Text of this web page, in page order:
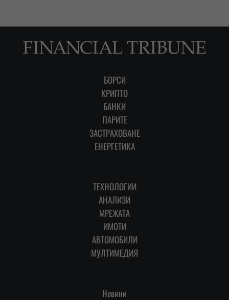
БОРСИ
КРИПТО
БАНКИ
ПАРИТЕ
ЗАСТРАХОВАНЕ
ЕНЕРГЕТИКА
ТЕХНОЛОГИИ
АНАЛИЗИ
МРЕЖАТА
ИМОТИ
АВТОМОБИЛИ
МУЛТИМЕДИЯ
Новини